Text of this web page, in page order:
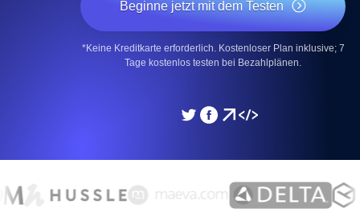
Beginne jetzt mit dem Testen
*Keine Kreditkarte erforderlich. Kostenloser Plan inklusive; 7
Tage kostenlos testen bei Bezahlplänen.